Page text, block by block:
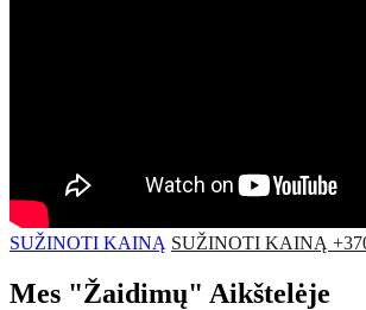
SUŽINOTI KAINĄ SUŽINOTI KAINĄ
Mes "Žaidimų" Aikštelėje